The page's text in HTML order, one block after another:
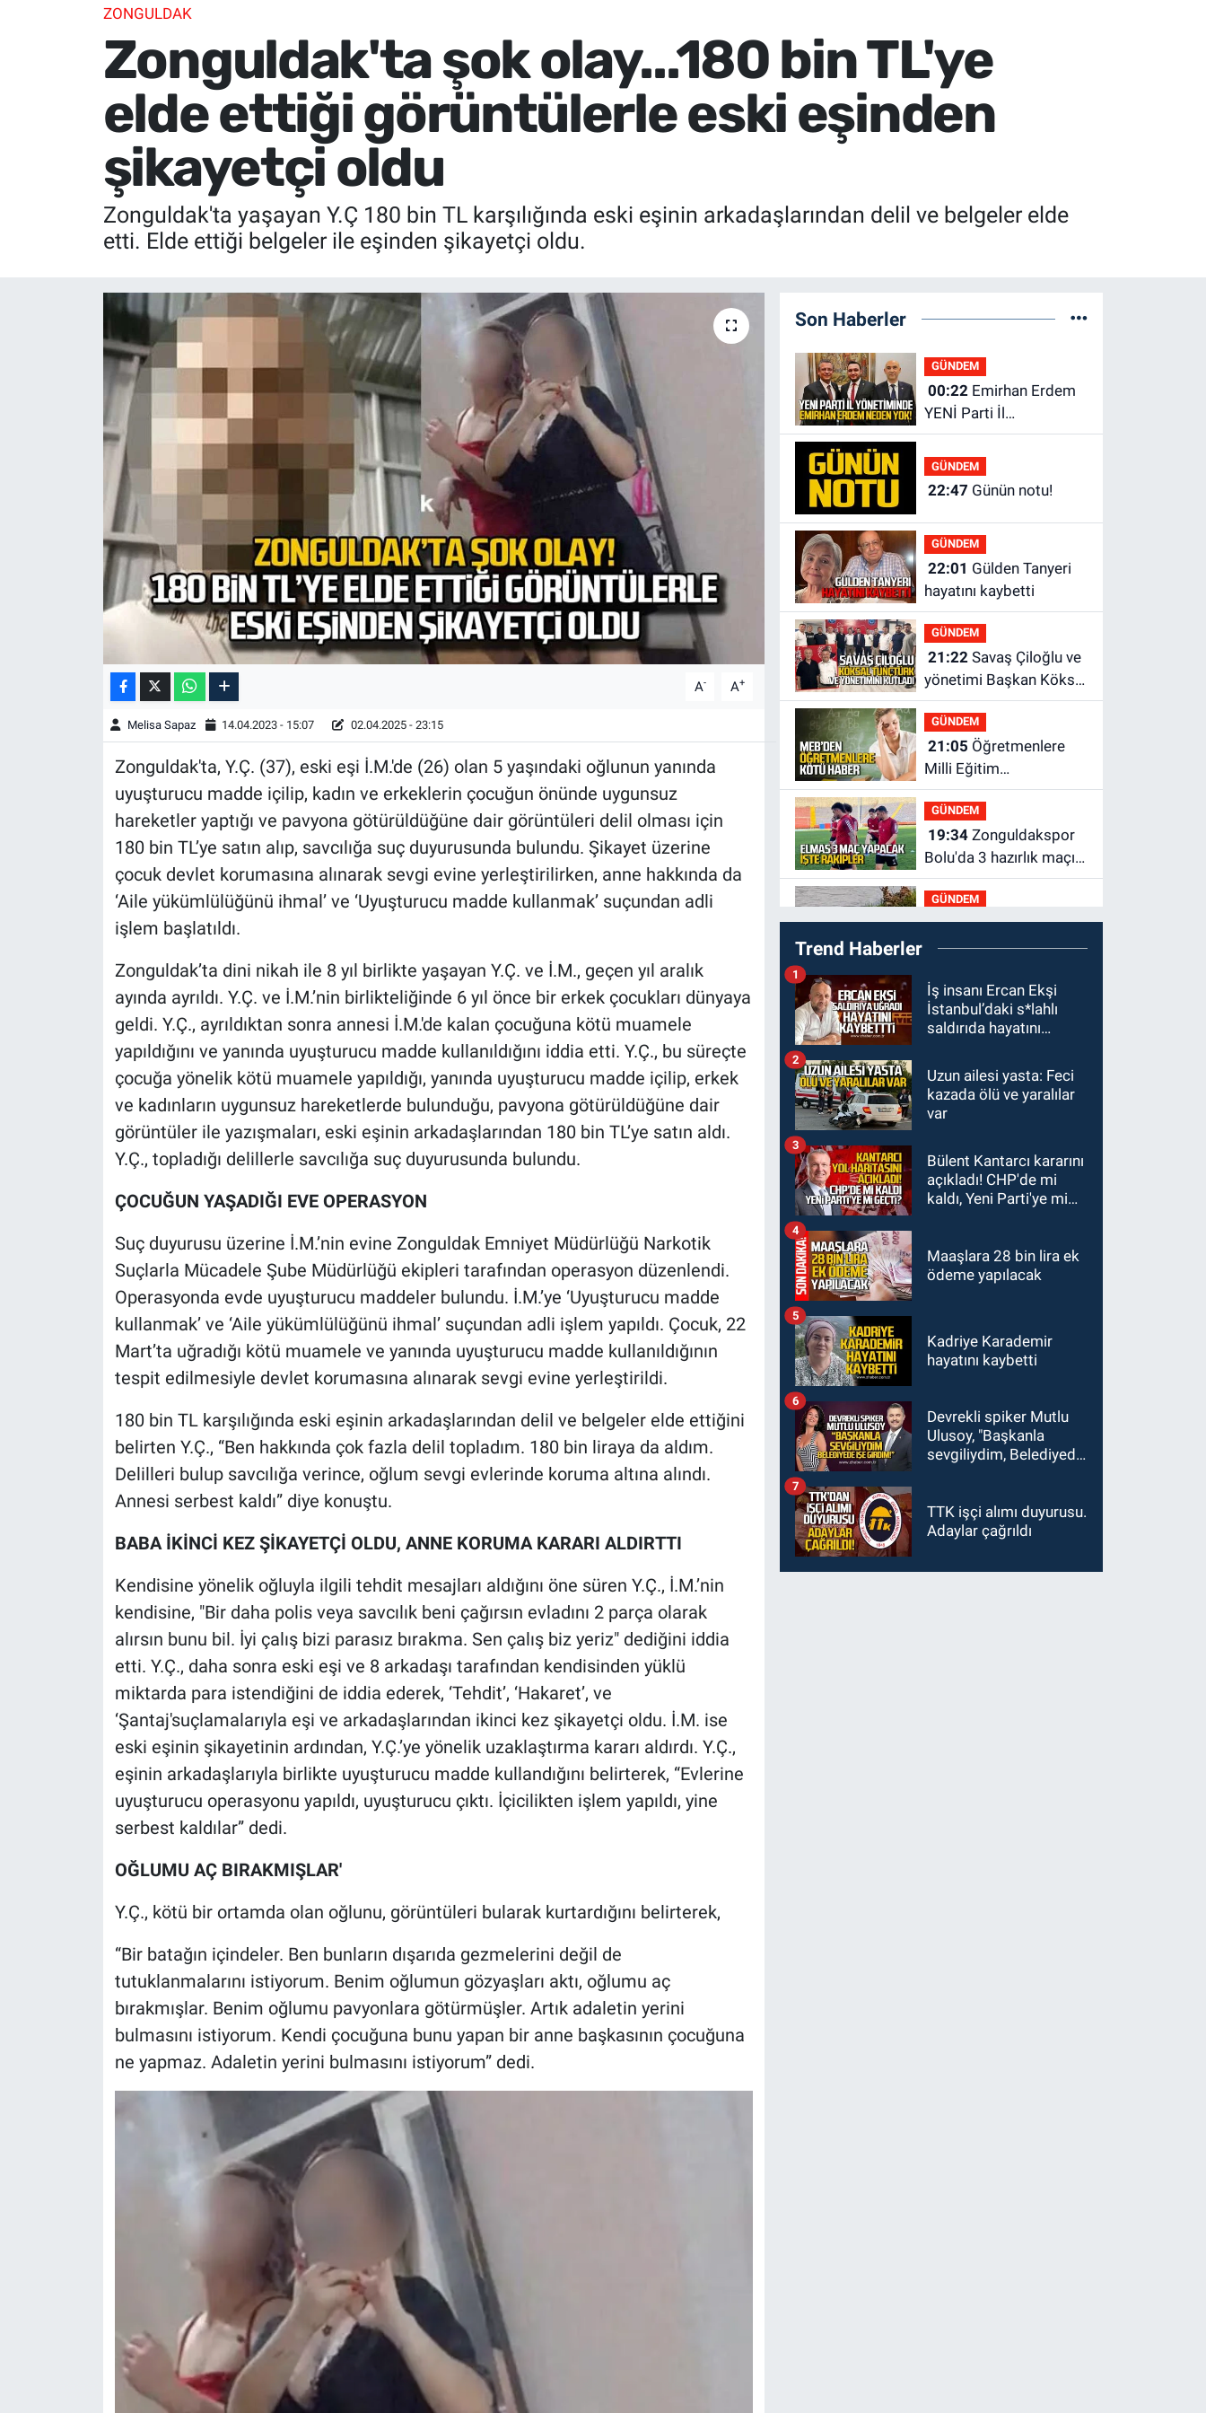
ZONGULDAK
Zonguldak'ta şok olay...180 bin TL'ye
elde ettiği görüntülerle eski eşinden
şikayetçi oldu
Zonguldak'ta yaşayan Y.Ç 180 bin TL karşılığında eski eşinin arkadaşlarından delil ve belgeler elde
etti. Elde ettiği belgeler ile eşinden şikayetçi oldu.
A- A+
Melisa Sapaz 14.04.2023 - 15:07 02.04.2025 - 23:15
Zonguldak'ta, Y.Ç. (37), eski eşi İ.M.'de (26) olan 5 yaşındaki oğlunun yanında
uyuşturucu madde içilip, kadın ve erkeklerin çocuğun önünde uygunsuz
hareketler yaptığı ve pavyona götürüldüğüne dair görüntüleri delil olması için
180 bin TL’ye satın alıp, savcılığa suç duyurusunda bulundu. Şikayet üzerine
çocuk devlet korumasına alınarak sevgi evine yerleştirilirken, anne hakkında da
‘Aile yükümlülüğünü ihmal’ ve ‘Uyuşturucu madde kullanmak’ suçundan adli
işlem başlatıldı.
Zonguldak’ta dini nikah ile 8 yıl birlikte yaşayan Y.Ç. ve İ.M., geçen yıl aralık
ayında ayrıldı. Y.Ç. ve İ.M.’nin birlikteliğinde 6 yıl önce bir erkek çocukları dünyaya
geldi. Y.Ç., ayrıldıktan sonra annesi İ.M.'de kalan çocuğuna kötü muamele
yapıldığını ve yanında uyuşturucu madde kullanıldığını iddia etti. Y.Ç., bu süreçte
çocuğa yönelik kötü muamele yapıldığı, yanında uyuşturucu madde içilip, erkek
ve kadınların uygunsuz hareketlerde bulunduğu, pavyona götürüldüğüne dair
görüntüler ile yazışmaları, eski eşinin arkadaşlarından 180 bin TL’ye satın aldı.
Y.Ç., topladığı delillerle savcılığa suç duyurusunda bulundu.
ÇOCUĞUN YAŞADIĞI EVE OPERASYON
Suç duyurusu üzerine İ.M.’nin evine Zonguldak Emniyet Müdürlüğü Narkotik
Suçlarla Mücadele Şube Müdürlüğü ekipleri tarafından operasyon düzenlendi.
Operasyonda evde uyuşturucu maddeler bulundu. İ.M.’ye ‘Uyuşturucu madde
kullanmak’ ve ‘Aile yükümlülüğünü ihmal’ suçundan adli işlem yapıldı. Çocuk, 22
Mart’ta uğradığı kötü muamele ve yanında uyuşturucu madde kullanıldığının
tespit edilmesiyle devlet korumasına alınarak sevgi evine yerleştirildi.
​180 bin TL karşılığında eski eşinin arkadaşlarından delil ve belgeler elde ettiğini
belirten Y.Ç., “Ben hakkında çok fazla delil topladım. 180 bin liraya da aldım.
Delilleri bulup savcılığa verince, oğlum sevgi evlerinde koruma altına alındı.
Annesi serbest kaldı” diye konuştu.
BABA İKİNCİ KEZ ŞİKAYETÇİ OLDU, ANNE KORUMA KARARI ALDIRTTI
Kendisine yönelik oğluyla ilgili tehdit mesajları aldığını öne süren Y.Ç., İ.M.’nin
kendisine, "Bir daha polis veya savcılık beni çağırsın evladını 2 parça olarak
alırsın bunu bil. İyi çalış bizi parasız bırakma. Sen çalış biz yeriz" dediğini iddia
etti. Y.Ç., daha sonra eski eşi ve 8 arkadaşı tarafından kendisinden yüklü
miktarda para istendiğini de iddia ederek, ‘Tehdit’, ‘Hakaret’, ve
‘Şantaj'suçlamalarıyla eşi ve arkadaşlarından ikinci kez şikayetçi oldu. İ.M. ise
eski eşinin şikayetinin ardından, Y.Ç.’ye yönelik uzaklaştırma kararı aldırdı. Y.Ç.,
eşinin arkadaşlarıyla birlikte uyuşturucu madde kullandığını belirterek, “Evlerine
uyuşturucu operasyonu yapıldı, uyuşturucu çıktı. İçicilikten işlem yapıldı, yine
serbest kaldılar” dedi.
OĞLUMU AÇ BIRAKMIŞLAR'
Y.Ç., kötü bir ortamda olan oğlunu, görüntüleri bularak kurtardığını belirterek,
“Bir batağın içindeler. Ben bunların dışarıda gezmelerini değil de
tutuklanmalarını istiyorum. Benim oğlumun gözyaşları aktı, oğlumu aç
bırakmışlar. Benim oğlumu pavyonlara götürmüşler. Artık adaletin yerini
bulmasını istiyorum. Kendi çocuğuna bunu yapan bir anne başkasının çocuğuna
ne yapmaz. Adaletin yerini bulmasını istiyorum” dedi.
Son Haberler
GÜNDEM
00:22Emirhan Erdem
YENİ Parti İl
yönetiminden neden
yok?
GÜNDEM
22:47 Günün notu!
GÜNDEM
22:01
hayatını kaybetti
GÜNDEM
21:22Savaş Çiloğlu ve
yönetimi Başkan Köksal
Tunçtürk’ü kutladı
GÜNDEM
21:05
Milli Eğitim
Bakanlığı'ndan kötü
haber
GÜNDEM
19:34Zonguldakspor
Bolu'da 3 hazırlık maçı
oynayacak... İşte
rakipler...
GÜNDEM
19:27Çaycuma
ırmağında görüldü:
yaşadı
GÜNDEM
19:12TMO kabuklu
fındık alım fiyatlarını
GÜNDEM
18:52Zonguldak'ta
pitbul köpek anne ve
Tedavi altındalar
GÜNDEM
18:44Zonguldak'ta
araç yayaya çarptı: Ağır
altına alındı
Trend Haberler
İş insanı Ercan Ekşi
İstanbul’daki s*lahlı
saldırıda hayatını
1
Uzun ailesi yasta: Feci
kazada ölü ve yaralılar
var
2
Bülent Kantarcı kararını
açıkladı! CHP'de mi
kaldı, Yeni Parti'ye mi
3
Maaşlara 28 bin lira ek
ödeme yapılacak
4
Kadriye Karademir
hayatını kaybetti
5
Devrekli spiker Mutlu
Ulusoy, "Başkanla
sevgiliydim, Belediyede
6
TTK işçi alımı duyurusu.
Adaylar çağrıldı
7